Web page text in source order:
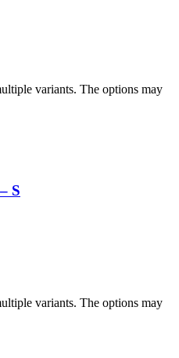
variants. The options may
S
variants. The options may